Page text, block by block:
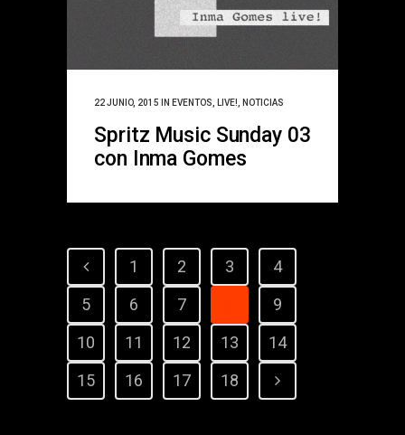
22 JUNIO, 2015 IN EVENTOS, LIVE!, NOTICIAS
Spritz Music Sunday 03
con Inma Gomes
1 2 3
4
5
6 7
9
10
11 12 13
14
15
16 17 18